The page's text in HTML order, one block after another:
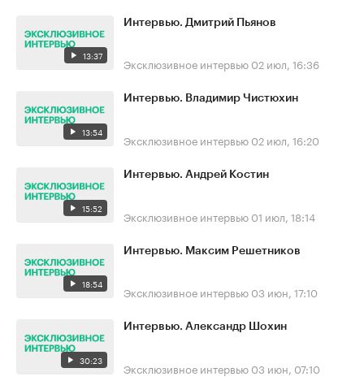
13:37
Интервью. Дмитрий Пьянов
Эксклюзивное интервью 02 июл, 16:36
13:54
Интервью. Владимир Чистюхин
Эксклюзивное интервью 02 июл, 16:20
15:52
Интервью. Андрей Костин
Эксклюзивное интервью 01 июл, 18:14
18:54
Интервью. Максим Решетников
Эксклюзивное интервью 03 июн, 17:10
30:23
Интервью. Александр Шохин
Эксклюзивное интервью 03 июн, 07:10